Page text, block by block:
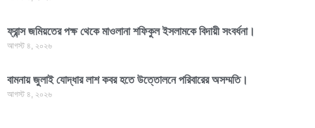
ফ্রান্স জমিয়তের পক্ষ থেকে মাওলানা শফিকুল ইসলামকে বিদায়ী সংবর্ধনা।
আগস্ট ৪, ২০২৬
বামনায় জুলাই যোদ্ধার লাশ কবর হতে উত্তোলনে পরিবারের অসম্মতি।
আগস্ট ৪, ২০২৬